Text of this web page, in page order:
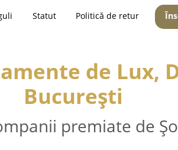
Statut Politică de retur
de Lux,
Bucureşti
premiate de